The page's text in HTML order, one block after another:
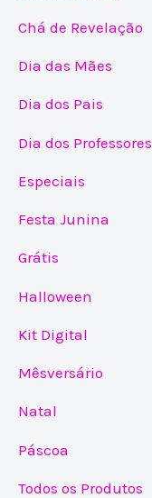
Chá de Revelação
Dia das Mães
Dia dos Pais
Dia dos Professores
Especiais
Festa Junina
Grátis
Halloween
Kit Digital
Mêsversário
Natal
Páscoa
Todos os Produtos